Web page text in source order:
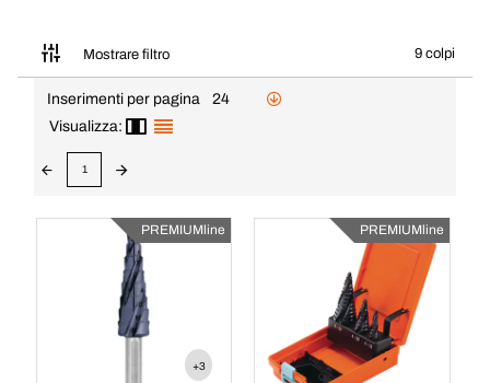
Mostrare filtro 9 colpi
Inserimenti per pagina
24
Visualizza:
1
PREMIUMline
+3
PREMIUMline